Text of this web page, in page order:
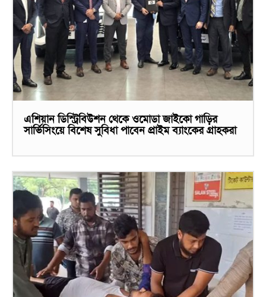
এশিয়ান ডিস্ট্রিবিউশন থেকে ওমোডা জাইকো গাড়ির
সার্ভিসিংয়ে বিশেষ সুবিধা পাবেন প্রাইম ব্যাংকের গ্রাহকরা